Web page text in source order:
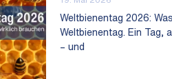
Weltbienentag 2026:
Weltbienentag. Ein Tag,
– und